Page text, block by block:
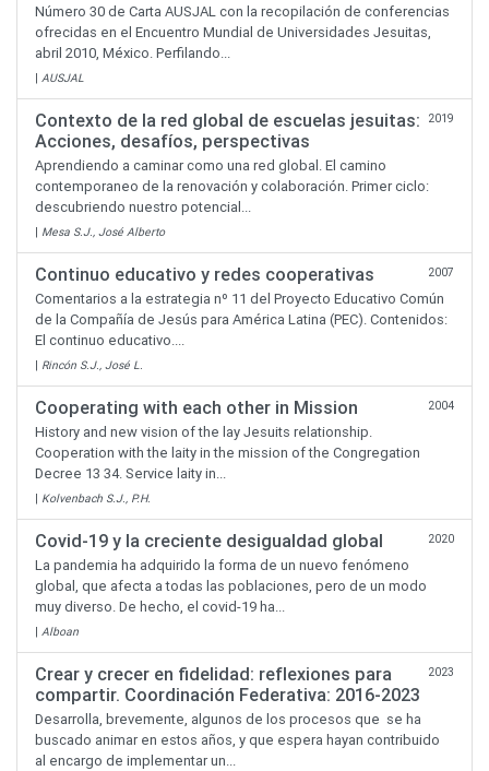
Número 30 de Carta AUSJAL con la recopilación de conferencias
ofrecidas en el Encuentro Mundial de Universidades Jesuitas,
abril 2010, México. Perfilando...
|AUSJAL
Contexto de la red global de escuelas jesuitas:
Acciones, desafíos, perspectivas
2019
Aprendiendo a caminar como una red global. El camino
contemporaneo de la renovación y colaboración. Primer ciclo:
descubriendo nuestro potencial...
| Mesa S.J., José Alberto
Continuo educativo y redes cooperativas 2007
Comentarios a la estrategia nº 11 del Proyecto Educativo Común
de la Compañía de Jesús para América Latina (PEC). Contenidos:
El continuo educativo....
| Rincón S.J., José L.
Cooperating with each other in Mission 2004
History and new vision of the lay Jesuits relationship.
Cooperation with the laity in the mission of the Congregation
Decree 13 34. Service laity in...
| Kolvenbach S.J., P.H.
Covid-19 y la creciente desigualdad global 2020
La pandemia ha adquirido la forma de un nuevo fenómeno
global, que afecta a todas las poblaciones, pero de un modo
muy diverso. De hecho, el covid-19 ha...
|Alboan
Crear y crecer en fidelidad: reflexiones para
compartir. Coordinación Federativa: 2016-2023
2023
Desarrolla, brevemente, algunos de los procesos que se ha
buscado animar en estos años, y que espera hayan contribuido
al encargo de implementar un...